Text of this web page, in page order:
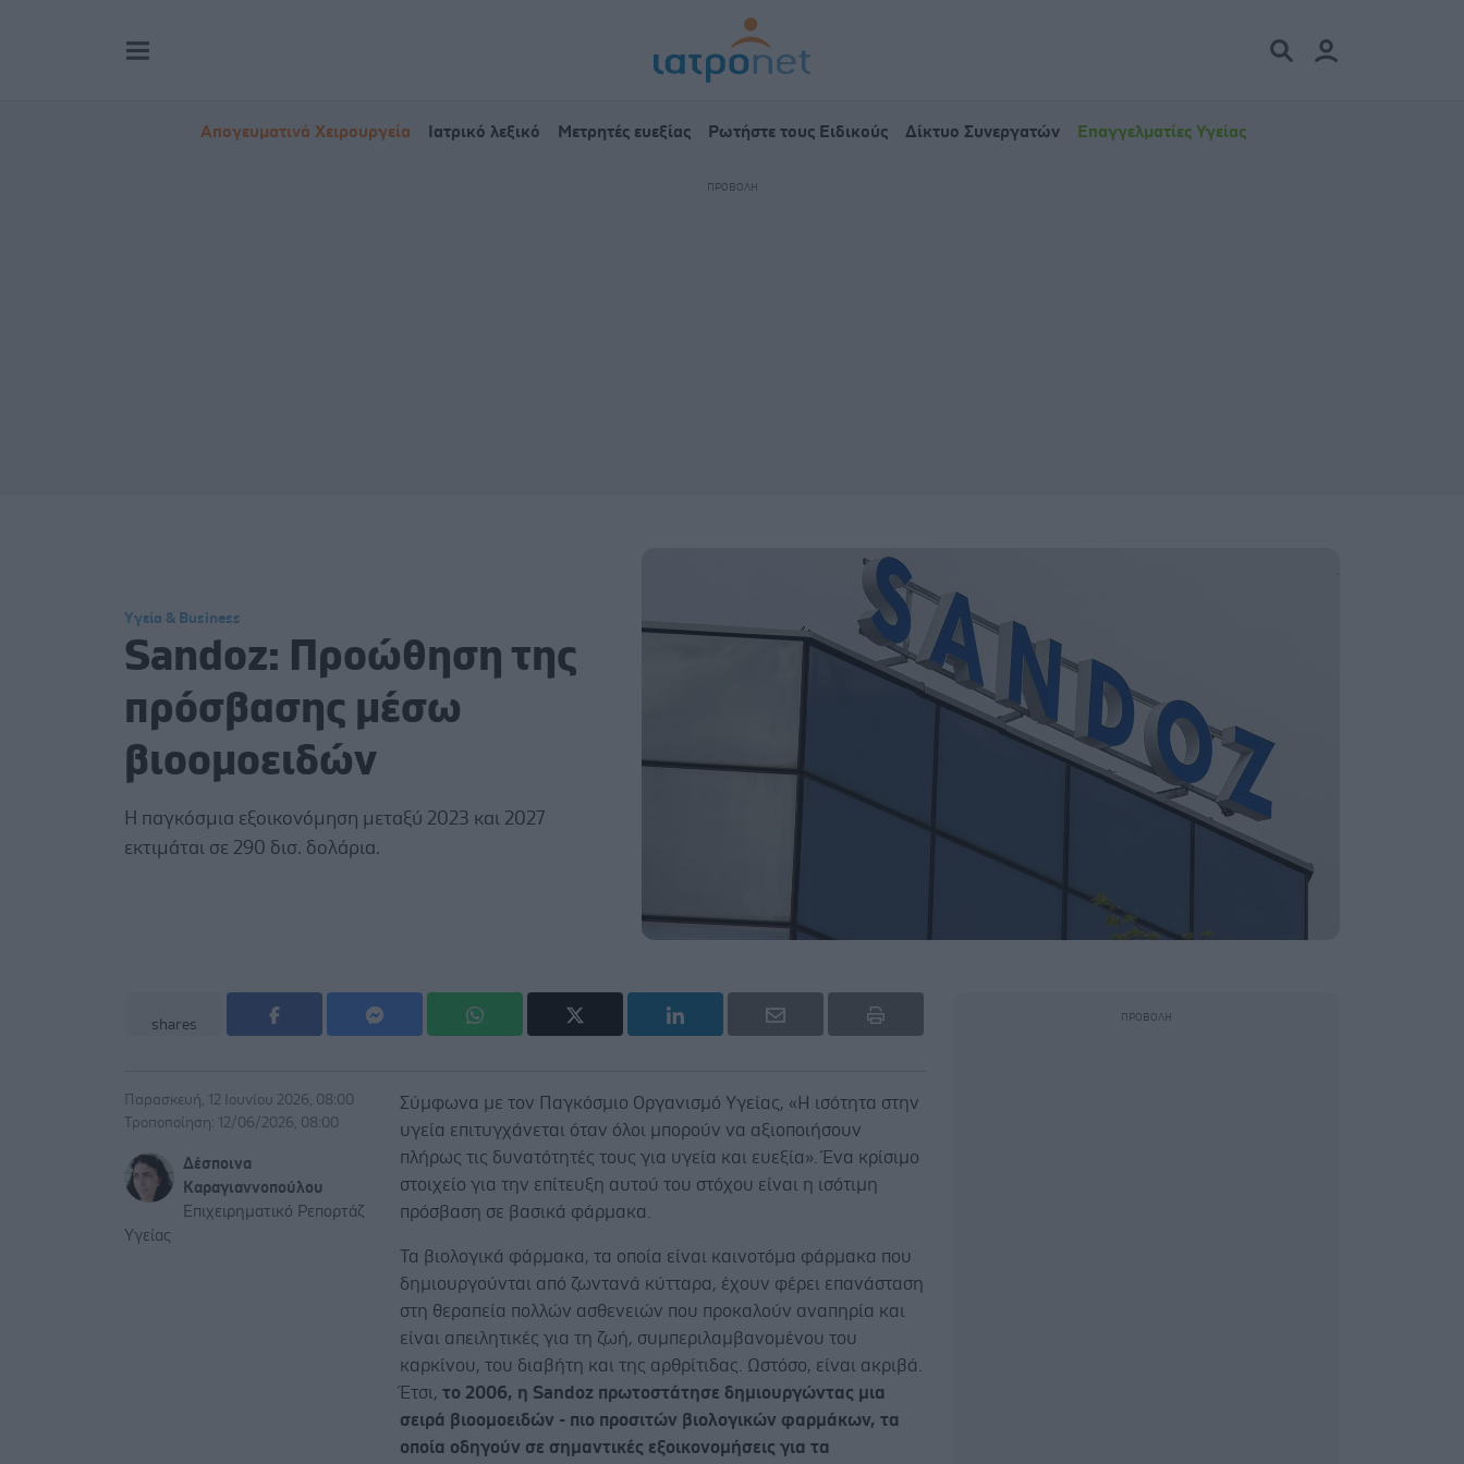
Απογευματινά Χειρουργεία Ιατρικό λεξικό Μετρητές ευεξίας Ρωτήστε τους Ειδικούς Δίκτυο Συνεργατών Επαγγελματίες Υγείας
Υγεία & Business
Sandoz: Προώθηση της
πρόσβασης μέσω
βιοομοειδών
Η παγκόσμια εξοικονόμηση μεταξύ 2023 και 2027
εκτιμάται σε 290 δισ. δολάρια.
shares
Παρασκευή, 12 Ιουνίου 2026, 08:00
Τροποποίηση: 12/06/2026, 08:00
Δέσποινα
Καραγιαννοπούλου
Επιχειρηματικό Ρεπορτάζ
Υγείας
Σύμφωνα με τον Παγκόσμιο Οργανισμό Υγείας, «Η ισότητα στην
υγεία επιτυγχάνεται όταν όλοι μπορούν να αξιοποιήσουν
πλήρως τις δυνατότητές τους για υγεία και ευεξία». Ένα κρίσιμο
στοιχείο για την επίτευξη αυτού του στόχου είναι η ισότιμη
πρόσβαση σε βασικά φάρμακα.
Τα βιολογικά φάρμακα, τα οποία είναι καινοτόμα φάρμακα που
δημιουργούνται από ζωντανά κύτταρα, έχουν φέρει επανάσταση
στη θεραπεία πολλών ασθενειών που προκαλούν αναπηρία και
είναι απειλητικές για τη ζωή, συμπεριλαμβανομένου του
καρκίνου, του διαβήτη και της αρθρίτιδας. Ωστόσο, είναι ακριβά.
Έτσι,το 2006, η Sandoz πρωτοστάτησε δημιουργώντας μια
σειρά βιοομοειδών - πιο προσιτών βιολογικών φαρμάκων, τα
οποία οδηγούν σε σημαντικές εξοικονομήσεις για τα